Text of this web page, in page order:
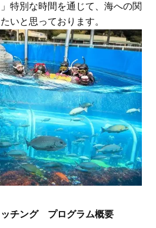
特別な時間を通じて、海への関
いと思っております。
チング プログラム概要